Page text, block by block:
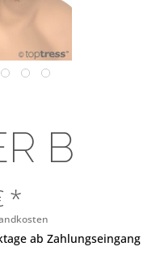
B
*
ab Zahlungseingang